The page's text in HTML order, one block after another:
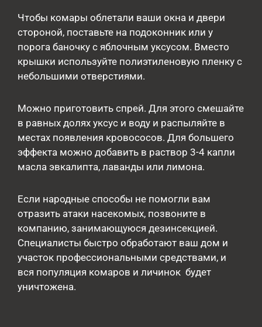
Чтобы комары облетали ваши окна и двери
стороной, поставьте на подоконник или у
порога баночку с яблочным уксусом. Вместо
крышки используйте полиэтиленовую пленку с
небольшими отверстиями.
Можно приготовить спрей. Для этого смешайте
в равных долях уксус и воду и распыляйте в
местах появления кровососов. Для большего
эффекта можно добавить в раствор 3-4 капли
масла эвкалипта, лаванды или лимона.
Если народные способы не помогли вам
отразить атаки насекомых, позвоните в
компанию, занимающуюся дезинсекцией.
Специалисты быстро обработают ваш дом и
участок профессиональными средствами, и
вся популяция комаров и личинок будет
уничтожена.